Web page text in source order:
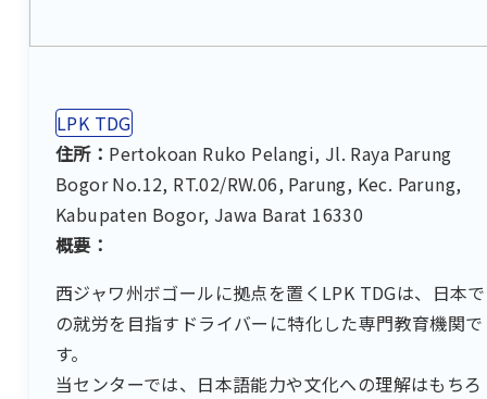
LPK TDG
住所： Pertokoan Ruko Pelangi, Jl. Raya Parung
Bogor No.12, RT.02/RW.06, Parung, Kec. Parung,
Kabupaten Bogor, Jawa Barat 16330
概要：
西ジャワ州ボゴールに拠点を置くLPK TDGは、日本で
の就労を目指すドライバーに特化した専門教育機関で
す。
当センターでは、日本語能力や文化への理解はもちろ